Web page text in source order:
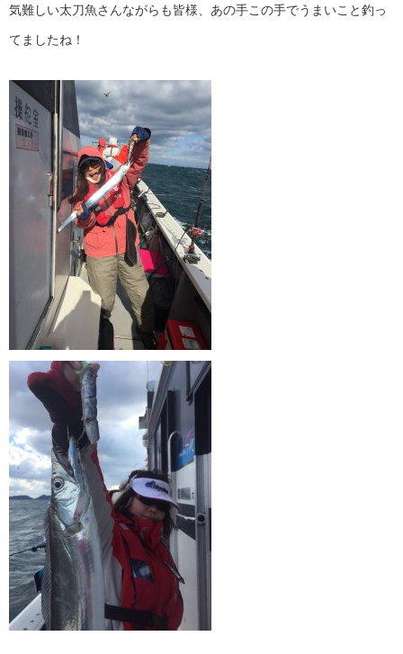
気難しい太刀魚さんながらも皆様、あの手この手でうまいこと釣っ
てましたね！